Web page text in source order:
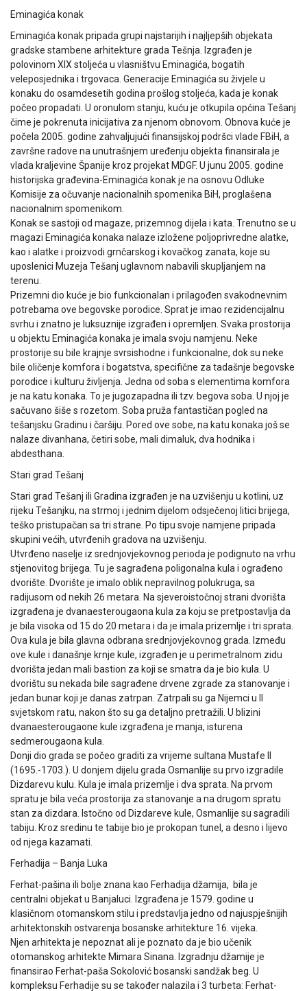
Eminagića konak
Eminagića konak pripada grupi najstarijih i najljepših objekata
gradske stambene arhitekture grada Tešnja. Izgrađen je
polovinom XIX stoljeća u vlasništvu Eminagića, bogatih
veleposjednika i trgovaca. Generacije Eminagića su živjele u
konaku do osamdesetih godina prošlog stoljeća, kada je konak
počeo propadati. U oronulom stanju, kuću je otkupila općina Tešanj
čime je pokrenuta inicijativa za njenom obnovom. Obnova kuće je
počela 2005. godine zahvaljujući finansijskoj podršci vlade FBiH, a
završne radove na unutrašnjem uređenju objekta finansirala je
vlada kraljevine Španije kroz projekat MDGF. U junu 2005. godine
historijska građevina-Eminagića konak je na osnovu Odluke
Komisije za očuvanje nacionalnih spomenika BiH, proglašena
nacionalnim spomenikom.
Konak se sastoji od magaze, prizemnog dijela i kata. Trenutno se u
magazi Eminagića konaka nalaze izložene poljoprivredne alatke,
kao i alatke i proizvodi grnčarskog i kovačkog zanata, koje su
uposlenici Muzeja Tešanj uglavnom nabavili skupljanjem na
terenu.
Prizemni dio kuće je bio funkcionalan i prilagođen svakodnevnim
potrebama ove begovske porodice. Sprat je imao rezidencijalnu
svrhu i znatno je luksuznije izgrađen i opremljen. Svaka prostorija
u objektu Eminagića konaka je imala svoju namjenu. Neke
prostorije su bile krajnje svrsishodne i funkcionalne, dok su neke
bile oličenje komfora i bogatstva, specifične za tadašnje begovske
porodice i kulturu življenja. Jedna od soba s elementima komfora
je na katu konaka. To je jugozapadna ili tzv. begova soba. U njoj je
sačuvano šiše s rozetom. Soba pruža fantastičan pogled na
tešanjsku Gradinu i čaršiju. Pored ove sobe, na katu konaka još se
nalaze divanhana, četiri sobe, mali dimaluk, dva hodnika i
abdesthana.
Stari grad Tešanj
Stari grad Tešanj ili Gradina izgrađen je na uzvišenju u kotlini, uz
rijeku Tešanjku, na strmoj i jednim dijelom odsječenoj litici brijega,
teško pristupačan sa tri strane. Po tipu svoje namjene pripada
skupini većih, utvrđenih gradova na uzvišenju.
Utvrđeno naselje iz srednjovjekovnog perioda je podignuto na vrhu
stjenovitog brijega. Tu je sagrađena poligonalna kula i ograđeno
dvorište. Dvorište je imalo oblik nepravilnog polukruga, sa
radijusom od nekih 26 metara. Na sjeveroistočnoj strani dvorišta
izgrađena je dvanaesterougaona kula za koju se pretpostavlja da
je bila visoka od 15 do 20 metara i da je imala prizemlje i tri sprata.
Ova kula je bila glavna odbrana srednjovjekovnog grada. Između
ove kule i današnje krnje kule, izgrađen je u perimetralnom zidu
dvorišta jedan mali bastion za koji se smatra da je bio kula. U
dvorištu su nekada bile sagrađene drvene zgrade za stanovanje i
jedan bunar koji je danas zatrpan. Zatrpali su ga Nijemci u II
svjetskom ratu, nakon što su ga detaljno pretražili. U blizini
dvanaesterougaone kule izgrađena je manja, isturena
sedmerougaona kula.
Donji dio grada se počeo graditi za vrijeme sultana Mustafe II
(1695.-1703.). U donjem dijelu grada Osmanlije su prvo izgradile
Dizdarevu kulu. Kula je imala prizemlje i dva sprata. Na prvom
spratu je bila veća prostorija za stanovanje a na drugom spratu
stan za dizdara. Istočno od Dizdareve kule, Osmanlije su sagradili
tabiju. Kroz sredinu te tabije bio je prokopan tunel, a desno i lijevo
od njega kazamati.
Ferhadija – Banja Luka
Ferhat-pašina ili bolje znana kao Ferhadija džamija, bila je
centralni objekat u Banjaluci. Izgrađena je 1579. godine u
klasičnom otomanskom stilu i predstavlja jedno od najuspješnijih
arhitektonskih ostvarenja bosanske arhitekture 16. vijeka.
Njen arhitekta je nepoznat ali je poznato da je bio učenik
otomanskog arhitekte Mimara Sinana. Izgradnju džamije je
finansirao Ferhat-paša Sokolović bosanski sandžak beg. U
kompleksu Ferhadije su se također nalazila i 3 turbeta: Ferhat-